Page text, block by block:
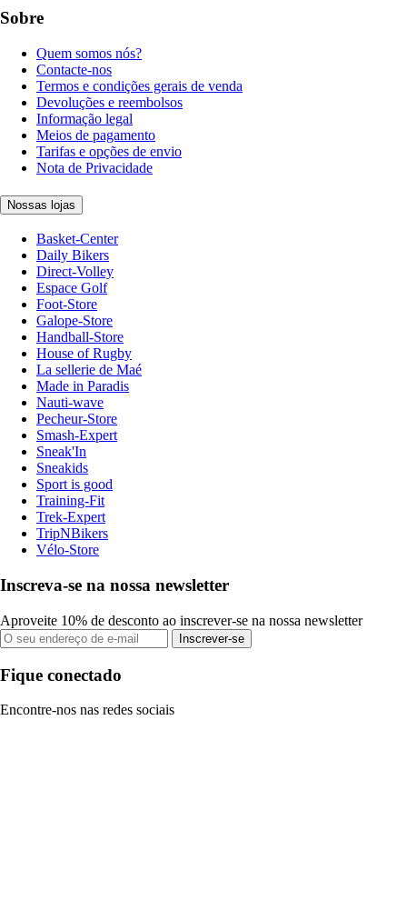
Sobre
Quem somos nós?
Contacte-nos
Termos e condições gerais de venda
Devoluções e reembolsos
Informação legal
Meios de pagamento
Tarifas e opções de envio
Nota de Privacidade
Nossas lojas
Basket-Center
Daily Bikers
Direct-Volley
Espace Golf
Foot-Store
Galope-Store
Handball-Store
House of Rugby
La sellerie de Maé
Made in Paradis
Nauti-wave
Pecheur-Store
Smash-Expert
Sneak'In
Sneakids
Sport is good
Training-Fit
Trek-Expert
TripNBikers
Vélo-Store
Inscreva-se na nossa newsletter
Aproveite 10% de desconto ao inscrever-se na nossa newsletter
Inscrever-se
Fique conectado
Encontre-nos nas redes sociais